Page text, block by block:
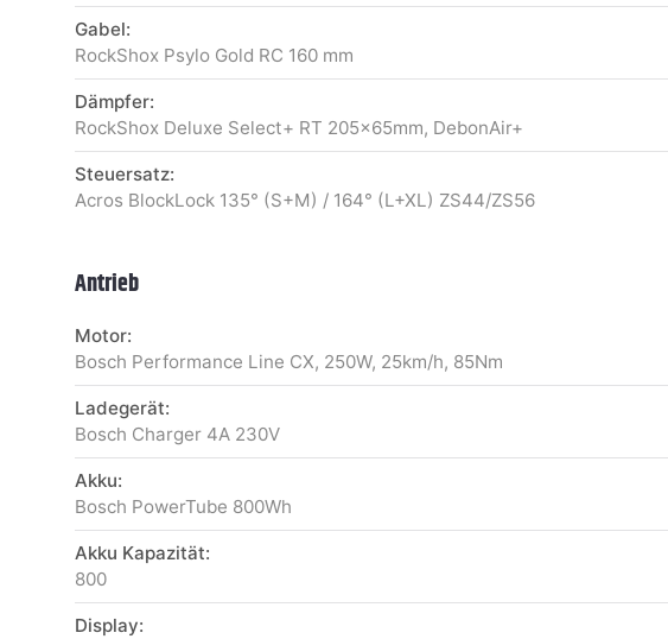
Gabel:
RockShox Psylo Gold RC 160 mm
Dämpfer:
RockShox Deluxe Select+ RT 205x65mm, DebonAir+
Steuersatz:
Acros BlockLock 135° (S+M) / 164° (L+XL) ZS44/ZS56
Antrieb
Motor:
Bosch Performance Line CX, 250W, 25km/h, 85Nm
Ladegerät:
Bosch Charger 4A 230V
Akku:
Bosch PowerTube 800Wh
Akku Kapazität:
800
Display: